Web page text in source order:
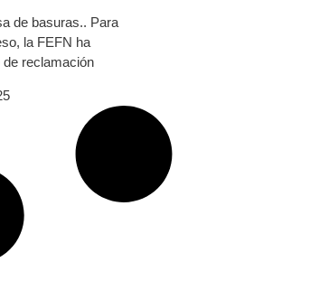
de basuras.. Para
la FEFN ha
reclamación